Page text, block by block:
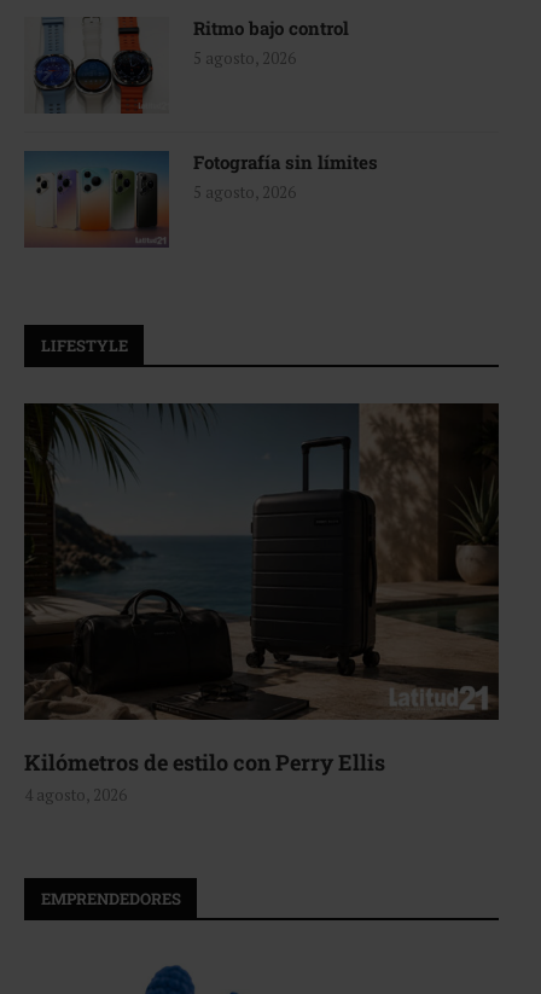
Ritmo bajo control
5 agosto, 2026
Fotografía sin límites
5 agosto, 2026
LIFESTYLE
Aerie, texturas que fluyen
4 agosto, 2026
EMPRENDEDORES